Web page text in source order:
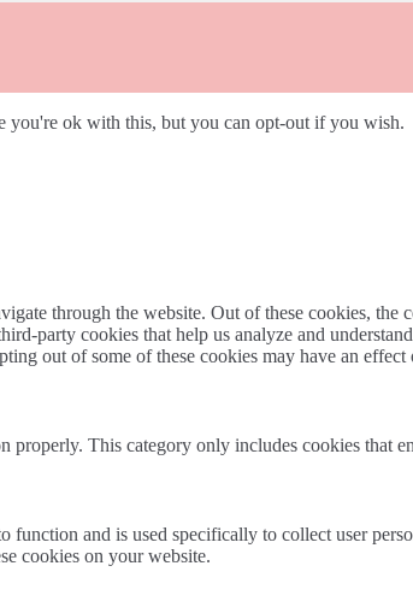
you're ok with this, but you can opt-out if you wish.
through the website. Out of these cookies, the
party cookies that help us analyze and
out of some of these cookies may have an
properly. This category only includes cookies that
and is used specifically to collect user
cookies on your website.